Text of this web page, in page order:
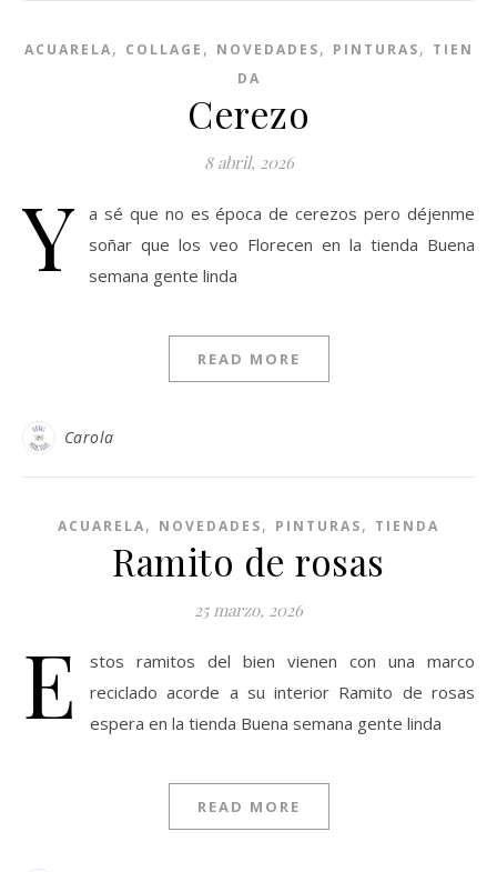
ACUARELA, COLLAGE , NOVEDADES, PINTURAS, TIEN
DA
Cerezo
8 abril, 2026
Y
a sé que no es época de cerezos pero déjenme
soñar que los veo Florecen en la tienda Buena
semana gente linda
READ MORE
Carola
ACUARELA, NOVEDADES, PINTURAS, TIENDA
Ramito de rosas
25 marzo, 2026
E
stos ramitos del bien vienen con una marco
reciclado acorde a su interior Ramito de rosas
espera en la tienda Buena semana gente linda
READ MORE